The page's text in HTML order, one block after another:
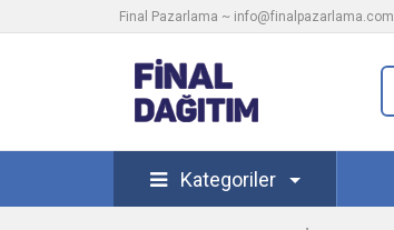
Final Pazarlama ~ info@finalpazarlama.com
Kategoriler